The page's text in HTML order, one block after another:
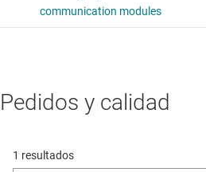
Pedidos y calidad